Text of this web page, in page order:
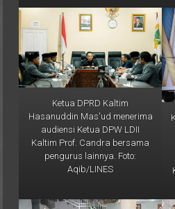
LINES
Ketua DPRD Kaltim
Hasanuddin Mas'ud menerima
audiensi Ketua DPW LDII
Kaltim Prof. Candra bersama
pengurus lainnya. Foto: